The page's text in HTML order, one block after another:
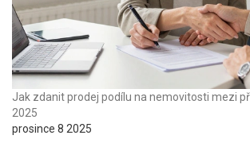
Jak zdanit prodej podílu na nemovitosti mezi
2025
prosince 8 2025